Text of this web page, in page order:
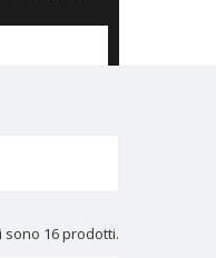
sono 16 prodotti.